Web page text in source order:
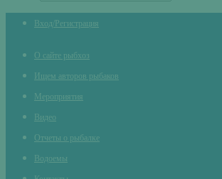
Вход/Регистрация
О сайте рыбхоз
Ищем авторов рыбаков
Мероприятия
Видео
Отчеты о рыбалке
Водоемы